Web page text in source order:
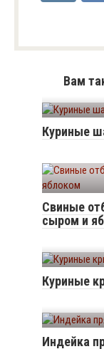
Вам
Куриные
Свиные
сыром и
Куриные
Индейка